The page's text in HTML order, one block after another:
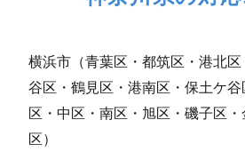
横浜市（青葉区・都筑区・港北
谷区・鶴見区・港南区・保土ケ
区・中区・南区・旭区・磯子区
区）